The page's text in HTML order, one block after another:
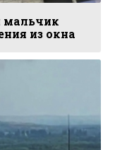
мальчик
из окна